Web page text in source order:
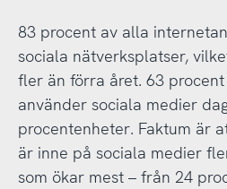
83 procent av alla
sociala nätverksplatser,
fler än förra året. 63
använder sociala medier
procentenheter. Faktum är
är inne på sociala medier
som ökar mest – från 24